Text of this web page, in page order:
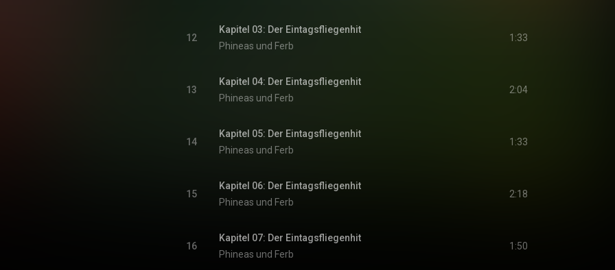
12
Kapitel 03: Der Eintagsfliegenhit
Phineas und Ferb
1:33
13
Kapitel 04: Der Eintagsfliegenhit
Phineas und Ferb
2:04
14
Kapitel 05: Der Eintagsfliegenhit
Phineas und Ferb
1:33
15
Kapitel 06: Der Eintagsfliegenhit
Phineas und Ferb
2:18
16
Kapitel 07: Der Eintagsfliegenhit
Phineas und Ferb
1:50